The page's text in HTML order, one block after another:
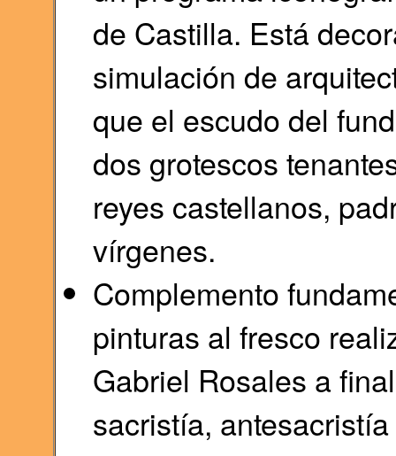
de Castilla. Está
simulación de
que el escudo del
dos grotescos
reyes castellanos,
vírgenes.
Complemento
pinturas al fresco
Gabriel Rosales a
sacristía,